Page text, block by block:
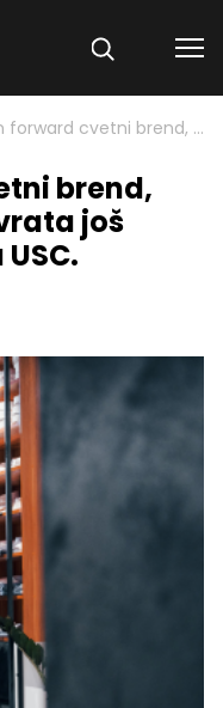
Fashion forward cvetni brend, L’Artisan,otvorio je vrata još jedne svoje radnje u USC.
brend,
još